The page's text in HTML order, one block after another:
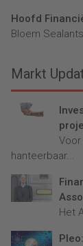
Hoofd
Bloem
Markt
hanteerbaar...
Het